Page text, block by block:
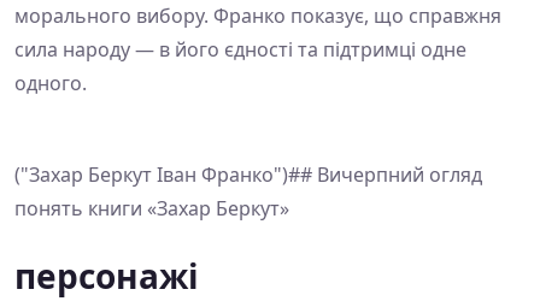
морального вибору. Франко показує, що справжня
сила народу — в його єдності та підтримці одне
одного.
("Захар Беркут Іван Франко")## Вичерпний огляд
понять книги «Захар Беркут»
персонажі